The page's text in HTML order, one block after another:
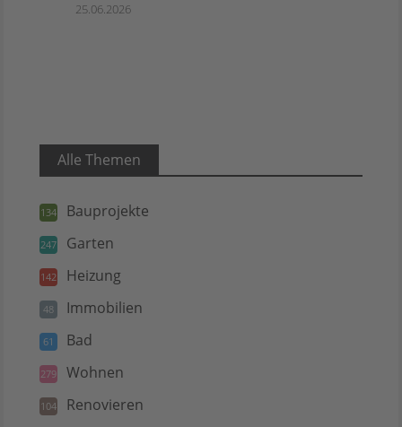
25.06.2026
Alle Themen
134 Bauprojekte
247 Garten
142 Heizung
48 Immobilien
61 Bad
279 Wohnen
104 Renovieren